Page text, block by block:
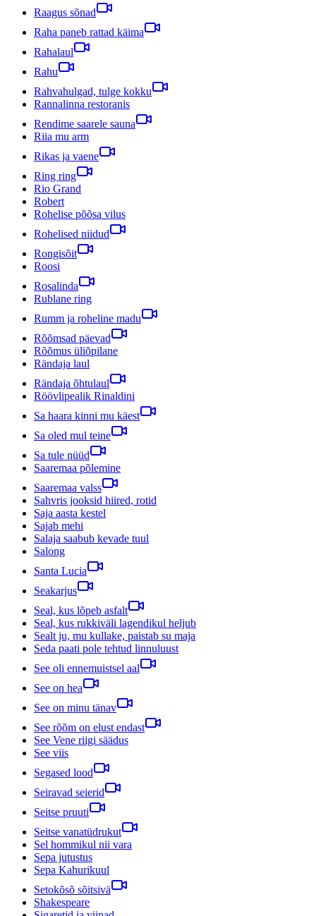
Raagus sõnad
Raha paneb rattad käima
Rahalaul
Rahu
Rahvahulgad, tulge kokku
Rannalinna restoranis
Rendime saarele sauna
Riia mu arm
Rikas ja vaene
Ring ring
Rio Grand
Robert
Rohelise põõsa vilus
Rohelised niidud
Rongisõit
Roosi
Rosalinda
Rublane ring
Rumm ja roheline madu
Rõõmsad päevad
Rõõmus üliõpilane
Rändaja laul
Rändaja õhtulaul
Röövlipealik Rinaldini
Sa haara kinni mu käest
Sa oled mul teine
Sa tule nüüd
Saaremaa põlemine
Saaremaa valss
Sahvris jooksid hiired, rotid
Saja aasta kestel
Sajab mehi
Salaja saabub kevade tuul
Salong
Santa Lucia
Seakarjus
Seal, kus lõpeb asfalt
Seal, kus rukkiväli lagendikul heljub
Sealt ju, mu kullake, paistab su maja
Seda paati pole tehtud linnuluust
See oli ennemuistsel aal
See on hea
See on minu tänav
See rõõm on elust endast
See Vene riigi säädus
See viis
Segased lood
Seiravad seierid
Seitse pruuti
Seitse vanatüdrukut
Sel hommikul nii vara
Sepa jutustus
Sepa Kahurikuul
Setokõsõ sõitsivä
Shakespeare